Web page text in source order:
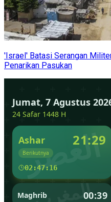
'Israel' Batasi Serangan
Penarikan Pasukan